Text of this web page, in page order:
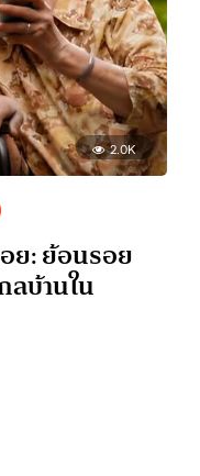
2.0K
ย: ย้อนรอย
ลบ้านใน